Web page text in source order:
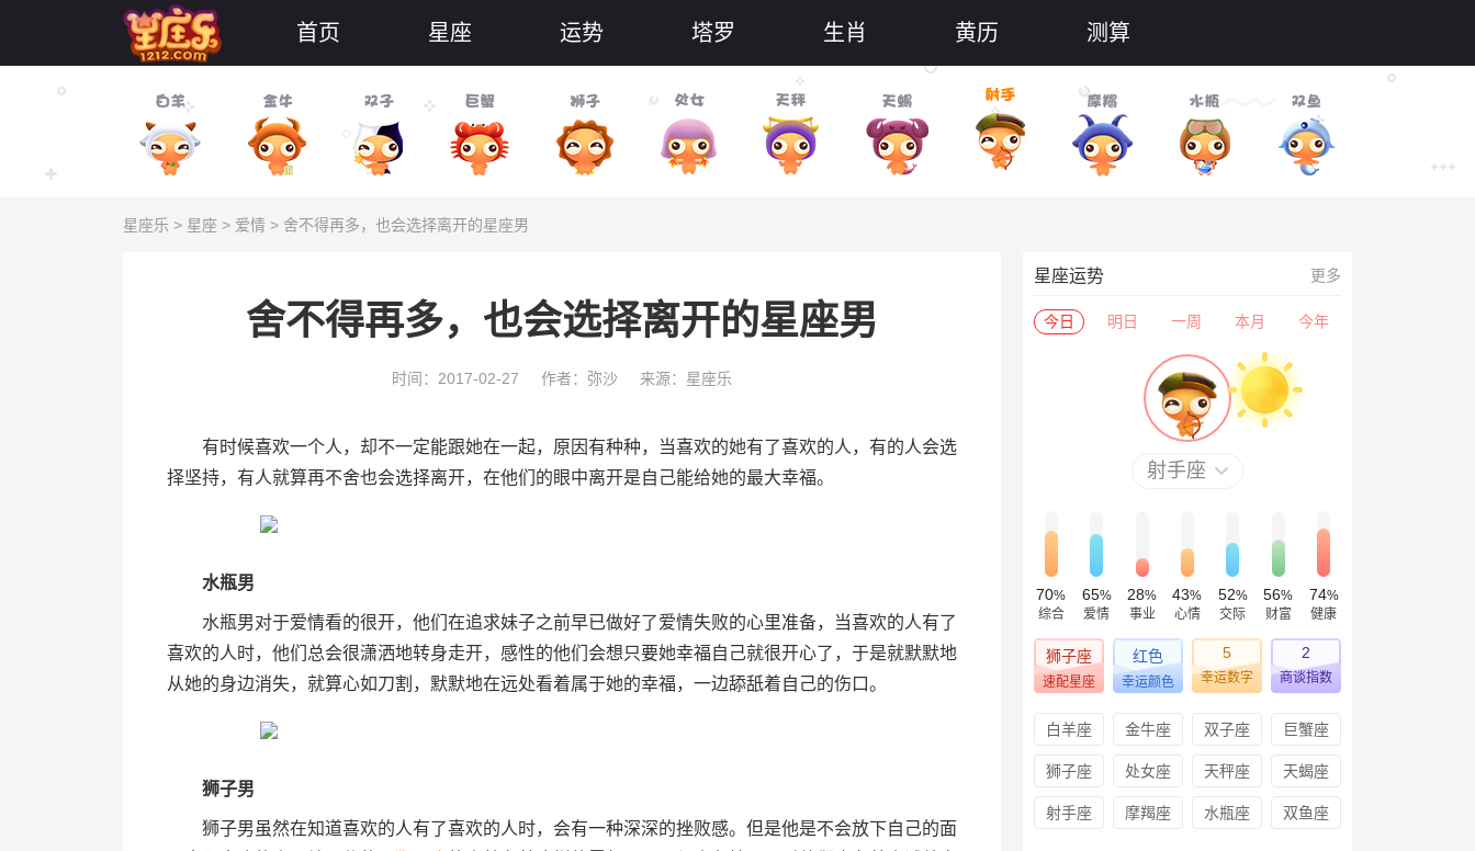
首页 星座 运势 塔罗 生肖 黄历 测算
星座乐 > 星座 > 爱情 > 舍不得再多，也会选择离开的星座男
舍不得再多，也会选择离开的星座男
时间：2017-02-27 作者：弥沙 来源：星座乐
有时候喜欢一个人，却不一定能跟她在一起，原因有种种，当喜欢的她有了喜欢的人，有的人会选
择坚持，有人就算再不舍也会选择离开，在他们的眼中离开是自己能给她的最大幸福。
水瓶男
水瓶男对于爱情看的很开，他们在追求妹子之前早已做好了爱情失败的心里准备，当喜欢的人有了
喜欢的人时，他们总会很潇洒地转身走开，感性的他们会想只要她幸福自己就很开心了，于是就默默地
从她的身边消失，就算心如刀割，默默地在远处看着属于她的幸福，一边舔舐着自己的伤口。
狮子男
狮子男虽然在知道喜欢的人有了喜欢的人时，会有一种深深的挫败感。但是他是不会放下自己的面
星座运势 更多
今日 明日 一周 本月 今年
射手座
70%
综合
65%
爱情
28%
事业
43%
心情
52%
交际
56%
财富
74%
健康
狮子座
速配星座
红色
幸运颜色
5
幸运数字
2
商谈指数
白羊座 金牛座 双子座 巨蟹座
狮子座 处女座 天秤座 天蝎座
射手座 摩羯座 水瓶座 双鱼座